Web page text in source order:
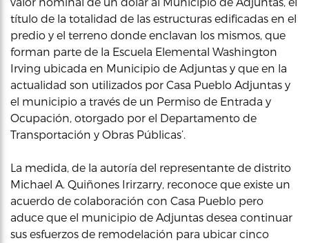
título de la totalidad de las estructuras edificadas en el
predio y el terreno donde enclavan los mismos, que
forman parte de la Escuela Elemental Washington
Irving ubicada en Municipio de Adjuntas y que en la
actualidad son utilizados por Casa Pueblo Adjuntas y
el municipio a través de un Permiso de Entrada y
Ocupación, otorgado por el Departamento de
Transportación y Obras Públicas’.
La medida, de la autoría del representante de distrito
Michael A. Quiñones Irirzarry, reconoce que existe un
acuerdo de colaboración con Casa Pueblo pero
aduce que el municipio de Adjuntas desea continuar
sus esfuerzos de remodelación para ubicar cinco